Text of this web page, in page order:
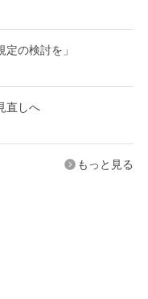
の検討を」
直しへ
もっと見る